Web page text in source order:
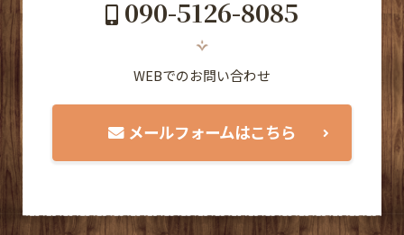
090-5126-8085
WEBでのお問い合わせ
メールフォームはこちら